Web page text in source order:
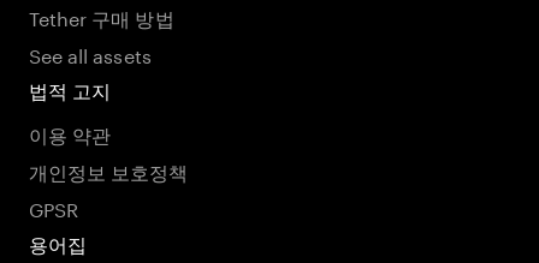
Tether 구매 방법
See all assets
법적 고지
이용 약관
개인정보 보호정책
GPSR
용어집